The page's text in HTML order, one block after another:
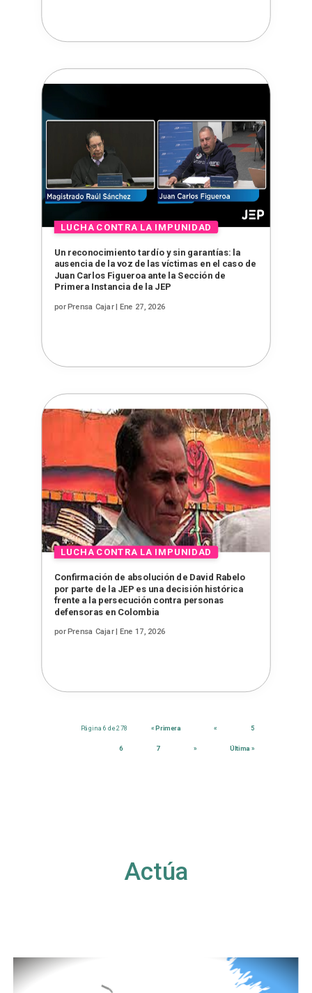
Un reconocimiento tardío y sin garantías: la
ausencia de la voz de las víctimas en el caso de
Juan Carlos Figueroa ante la Sección de
Primera Instancia de la JEP
porPrensa Cajar| Ene 27, 2026
Confirmación de absolución de David Rabelo
por parte de la JEP es una decisión histórica
frente a la persecución contra personas
defensoras en Colombia
porPrensa Cajar| Ene 17, 2026
Página 6 de 278 « Primera « 5
6 7 » Última »
Actúa